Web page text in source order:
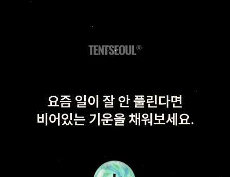
요즘 일이 잘 안 풀린다면
비어있는 기운을 채워보세요.